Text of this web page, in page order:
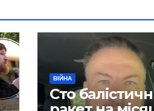
ВІЙНА
Сто